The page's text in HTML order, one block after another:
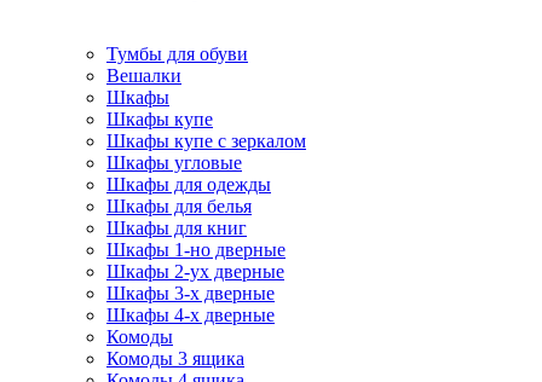
Тумбы для обуви
Вешалки
Шкафы
Шкафы купе
Шкафы купе с зеркалом
Шкафы угловые
Шкафы для одежды
Шкафы для белья
Шкафы для книг
Шкафы 1-но дверные
Шкафы 2-ух дверные
Шкафы 3-х дверные
Шкафы 4-х дверные
Комоды
Комоды 3 ящика